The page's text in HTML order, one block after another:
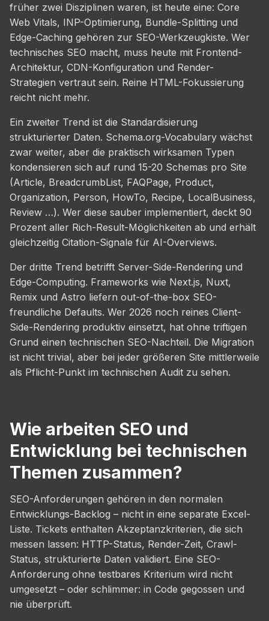
früher zwei Disziplinen waren, ist heute eine: Core
Web Vitals, INP-Optimierung, Bundle-Splitting und
Edge-Caching gehören zur SEO-Werkzeugkiste. Wer
technisches SEO macht, muss heute mit Frontend-
Architektur, CDN-Konfiguration und Render-
Strategien vertraut sein. Reine HTML-Fokussierung
reicht nicht mehr.
Ein zweiter Trend ist die Standardisierung
strukturierter Daten. Schema.org-Vocabulary wächst
zwar weiter, aber die praktisch wirksamen Typen
kondensieren sich auf rund 15-20 Schemas pro Site
(Article, BreadcrumbList, FAQPage, Product,
Organization, Person, HowTo, Recipe, LocalBusiness,
Review …). Wer diese sauber implementiert, deckt 90
Prozent aller Rich-Result-Möglichkeiten ab und erhält
gleichzeitig Citation-Signale für AI-Overviews.
Der dritte Trend betrifft Server-Side-Rendering und
Edge-Computing. Frameworks wie Next.js, Nuxt,
Remix und Astro liefern out-of-the-box SEO-
freundliche Defaults. Wer 2026 noch reines Client-
Side-Rendering produktiv einsetzt, hat ohne triftigen
Grund einen technischen SEO-Nachteil. Die Migration
ist nicht trivial, aber bei jeder größeren Site mittlerweile
als Pflicht-Punkt im technischen Audit zu sehen.
Wie arbeiten SEO und
Entwicklung bei technischen
Themen zusammen?
SEO-Anforderungen gehören in den normalen
Entwicklungs-Backlog – nicht in eine separate Excel-
Liste. Tickets enthalten Akzeptanzkriterien, die sich
messen lassen: HTTP-Status, Render-Zeit, Crawl-
Status, strukturierte Daten validiert. Eine SEO-
Anforderung ohne testbares Kriterium wird nicht
umgesetzt – oder schlimmer: in Code gegossen und
nie überprüft.